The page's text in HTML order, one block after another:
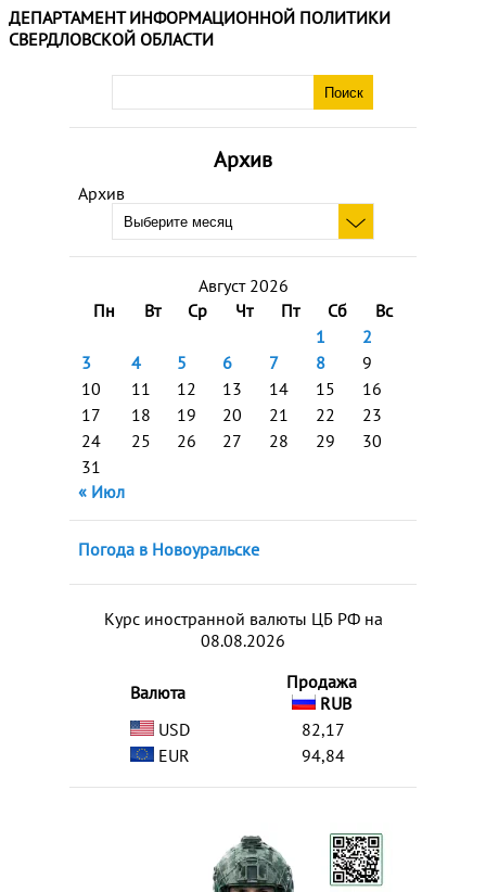
Архив
Архив
Август 2026
Пн
Вт Ср Чт Пт Сб
Вс
1
2
3
4 5 6 7 8
9
10
11 12 13 14 15
16
17
18 19 20 21 22
23
24
25 26 27 28 29
30
31
« Июл
Погода в Новоуральске
Курс иностранной валюты ЦБ РФ на
08.08.2026
Валюта
Продажа
RUB
USD
82,17
EUR
94,84
ДЕПАРТАМЕНТ ИНФОРМАЦИОННОЙ ПОЛИТИКИ
СВЕРДЛОВСКОЙ ОБЛАСТИ